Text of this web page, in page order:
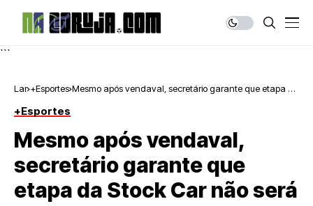
```
Lar +Esportes Mesmo após vendaval, secretário garante que etapa da
+Esportes
Mesmo após vendaval,
secretário garante que
etapa da Stock Car não será